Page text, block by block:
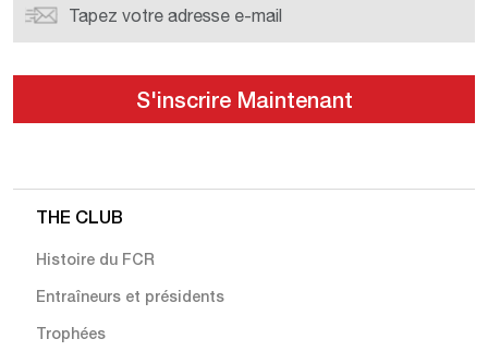
THE CLUB
Histoire du FCR
Entraîneurs et présidents
Trophées